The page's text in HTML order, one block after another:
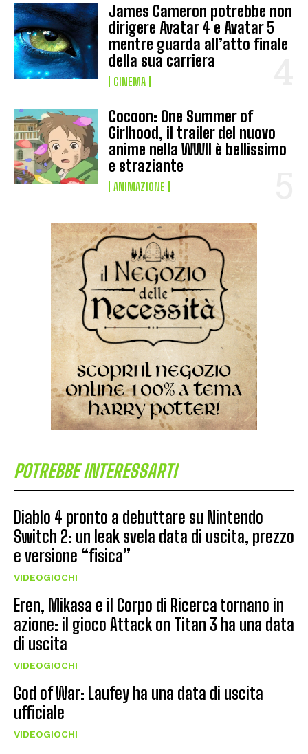
James Cameron potrebbe non
dirigere Avatar 4 e Avatar 5
mentre guarda all’atto finale
della sua carriera
CINEMA
Cocoon: One Summer of
Girlhood, il trailer del nuovo
anime nella WWII è bellissimo
e straziante
ANIMAZIONE
POTREBBE INTERESSARTI
Diablo 4 pronto a debuttare su Nintendo
Switch 2: un leak svela data di uscita, prezzo
e versione “fisica”
VIDEOGIOCHI
Eren, Mikasa e il Corpo di Ricerca tornano in
azione: il gioco Attack on Titan 3 ha una data
di uscita
VIDEOGIOCHI
God of War: Laufey ha una data di uscita
ufficiale
VIDEOGIOCHI